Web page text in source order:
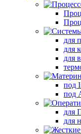
для
для
для
под
под
для
для